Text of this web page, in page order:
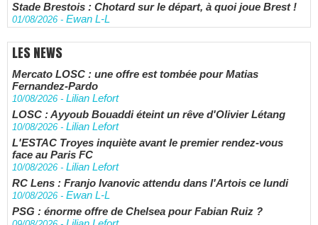
Stade Brestois : Chotard sur le départ, à quoi joue Brest !
01/08/2026 - Ewan L-L
LES NEWS
Mercato LOSC : une offre est tombée pour Matias
Fernandez-Pardo
10/08/2026 - Lilian Lefort
LOSC : Ayyoub Bouaddi éteint un rêve d'Olivier Létang
10/08/2026 - Lilian Lefort
L'ESTAC Troyes inquiète avant le premier rendez-vous
face au Paris FC
10/08/2026 - Lilian Lefort
RC Lens : Franjo Ivanovic attendu dans l'Artois ce lundi
10/08/2026 - Ewan L-L
PSG : énorme offre de Chelsea pour Fabian Ruiz ?